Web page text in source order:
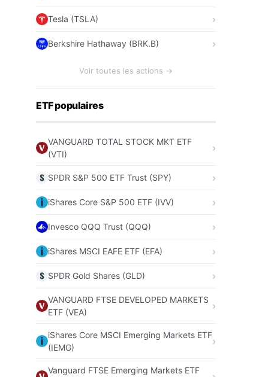
Tesla (TSLA)
Berkshire Hathaway (BRK.B)
Voir toutes les actions →
ETF populaires
VANGUARD TOTAL STOCK MKT ETF
(VTI)
SPDR S&P 500 ETF Trust (SPY)
iShares Core S&P 500 ETF (IVV)
Invesco QQQ Trust (QQQ)
iShares MSCI EAFE ETF (EFA)
SPDR Gold Shares (GLD)
VANGUARD FTSE DEVELOPED MARKETS
ETF (VEA)
iShares Core MSCI Emerging Markets ETF
(IEMG)
Vanguard FTSE Emerging Markets ETF